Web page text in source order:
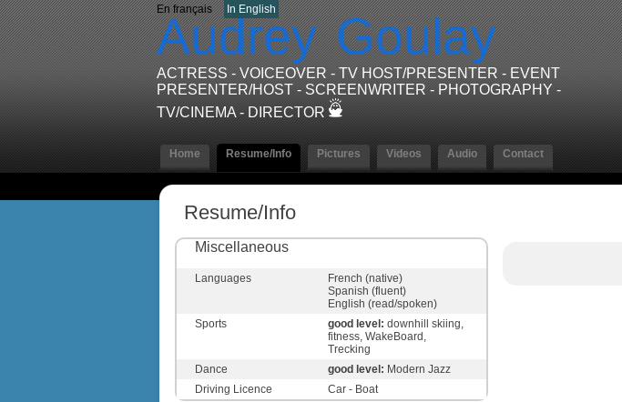
En français In English
Audrey Goulay
ACTRESS - VOICEOVER - TV HOST/PRESENTER - EVENT
PRESENTER/HOST - SCREENWRITER - PHOTOGRAPHY -
TV/CINEMA - DIRECTOR
Home Resume/Info Pictures Videos Audio Contact
Resume/Info
Miscellaneous
Languages
French (native)
Spanish (fluent)
English (read/spoken)
Sports
good level: downhill skiing,
fitness, WakeBoard,
Trecking
Dance
good level: Modern Jazz
Driving Licence
Car - Boat